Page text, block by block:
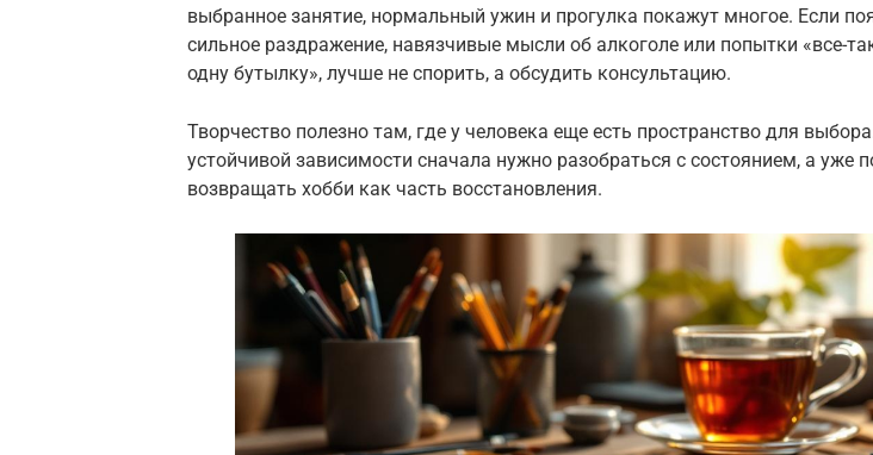
выбранное занятие, нормальный ужин и прогулка покажут многое. Если
сильное раздражение, навязчивые мысли об алкоголе или попытки «все-
одну бутылку», лучше не спорить, а обсудить консультацию.
Творчество полезно там, где у человека еще есть пространство для
устойчивой зависимости сначала нужно разобраться с состоянием, а уже
возвращать хобби как часть восстановления.